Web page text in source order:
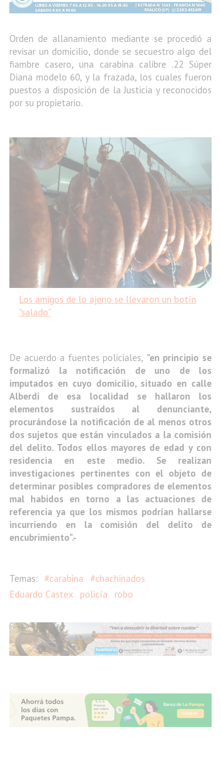
Orden de allanamiento mediante se procedió a
revisar un domicilio, donde se secuestro algo del
fiambre casero, una carabina calibre .22 Súper
Diana modelo 60, y la frazada, los cuales fueron
puestos a disposición de la Justicia y reconocidos
por su propietario.
Los amigos de lo ajeno se llevaron un botín
"salado"
De acuerdo a fuentes policiales, "en principio se
formalizó la notificación de uno de los
imputados en cuyo domicilio, situado en calle
Alberdi de esa localidad se hallaron los
elementos sustraídos al denunciante,
procurándose la notificación de al menos otros
dos sujetos que están vinculados a la comisión
del delito. Todos ellos mayores de edad y con
residencia en este medio. Se realizan
investigaciones pertinentes con el objeto de
determinar posibles compradores de elementos
mal habidos en torno a las actuaciones de
referencia ya que los mismos podrían hallarse
incurriendo en la comisión del delito de
encubrimiento".-
#carabina
#chachinados
Eduardo Castex
policía robo